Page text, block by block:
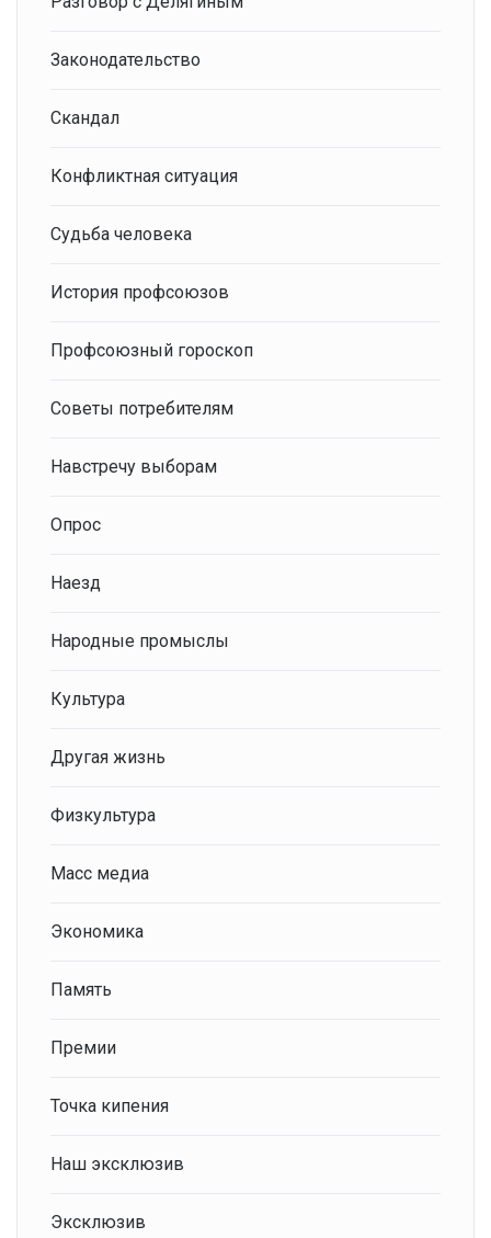
Законодательство
Скандал
Конфликтная ситуация
Судьба человека
История профсоюзов
Профсоюзный гороскоп
Советы потребителям
Навстречу выборам
Опрос
Наезд
Народные промыслы
Культура
Другая жизнь
Физкультура
Масс медиа
Экономика
Память
Премии
Точка кипения
Наш эксклюзив
Эксклюзив